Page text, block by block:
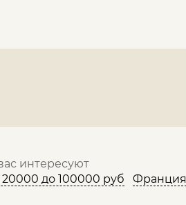
интересуют
20000 до 100000 руб
Франция